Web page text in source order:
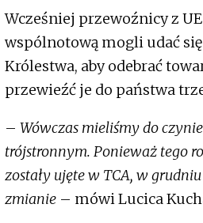
Wcześniej przewoźnicy z
wspólnotową mogli udać
Królestwa, aby odebrać
przewieźć je do państwa
– Wówczas mieliśmy do
trójstronnym. Ponieważ tego
zostały ujęte w TCA, w
zmianie – mówi Lucica